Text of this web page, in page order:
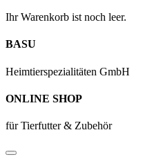
Ihr Warenkorb ist noch leer.
BASU
Heimtierspezialitäten GmbH
ONLINE SHOP
für Tierfutter & Zubehör